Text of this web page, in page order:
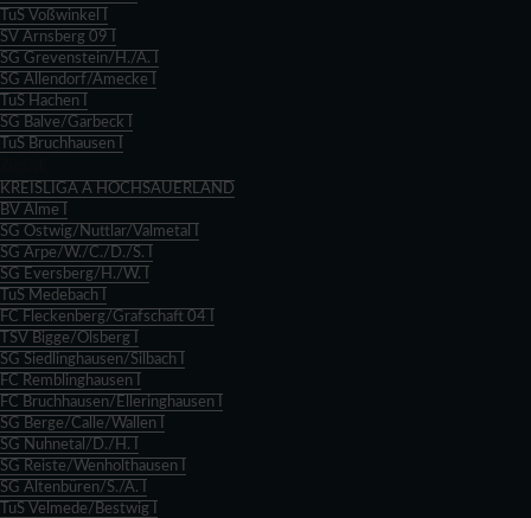
TuS Voßwinkel I
SV Arnsberg 09 I
SG Grevenstein/H./A. I
SG Allendorf/Amecke I
TuS Hachen I
SG Balve/Garbeck I
TuS Bruchhausen I
KREISLIGA A HOCHSAUERLAND
BV Alme I
SG Ostwig/Nuttlar/Valmetal I
SG Arpe/W./C./D./S. I
SG Eversberg/H./W. I
TuS Medebach I
FC Fleckenberg/Grafschaft 04 I
TSV Bigge/Olsberg I
SG Siedlinghausen/Silbach I
FC Remblinghausen I
FC Bruchhausen/Elleringhausen I
SG Berge/Calle/Wallen I
SG Nuhnetal/D./H. I
SG Reiste/Wenholthausen I
SG Altenbüren/S./A. I
TuS Velmede/Bestwig I